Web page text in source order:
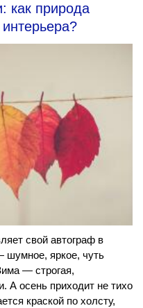
как природа
свой автограф в
шумное, яркое, чуть
— строгая,
А осень приходит не тихо
краской по холсту,